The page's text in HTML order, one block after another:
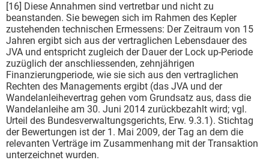
[16] Diese Annahmen sind vertretbar und nicht zu
beanstanden. Sie bewegen sich im Rahmen des Kepler
zustehenden technischen Ermessens: Der Zeitraum von 15
Jahren ergibt sich aus der ver­traglichen Lebensdauer des
JVA und entspricht zugleich der Dauer der Lock up-Periode
zuzüglich der anschliessenden, zehnjährigen
Finanzierungperiode, wie sie sich aus den vertraglichen
Rechten des Managements ergibt (das JVA und der
Wandelanleihevertrag gehen vom Grundsatz aus, dass die
Wandelanleihe am 30. Juni 2014 zurückbezahlt wird; vgl.
Urteil des Bundesverwaltungsgerichts, Erw. 9.3.1). Stichtag
der Bewertungen ist der 1. Mai 2009, der Tag an dem die
relevanten Verträge im Zusammenhang mit der Transaktion
unterzeichnet wurden.